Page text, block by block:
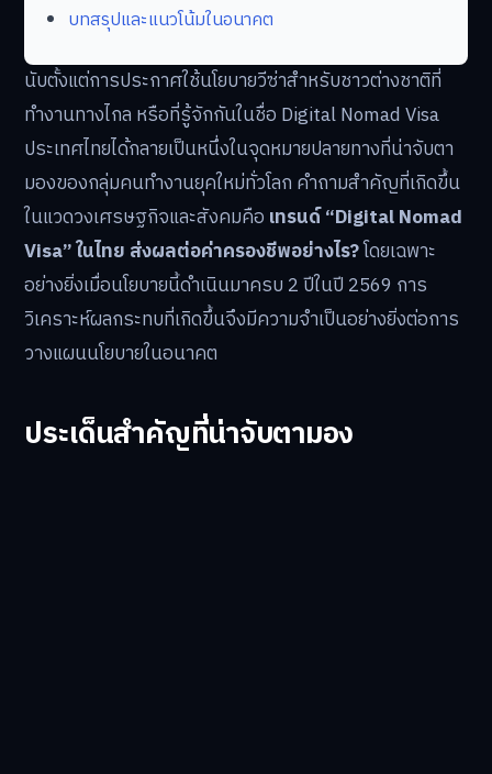
บทสรุปและแนวโน้มในอนาคต
นับตั้งแต่การประกาศใช้นโยบายวีซ่าสำหรับชาวต่างชาติที่
ทำงานทางไกล หรือที่รู้จักกันในชื่อ Digital Nomad Visa
ประเทศไทยได้กลายเป็นหนึ่งในจุดหมายปลายทางที่น่าจับตา
มองของกลุ่มคนทำงานยุคใหม่ทั่วโลก คำถามสำคัญที่เกิดขึ้น
ในแวดวงเศรษฐกิจและสังคมคือ เทรนด์ “Digital Nomad
Visa” ในไทย ส่งผลต่อค่าครองชีพอย่างไร?โดยเฉพาะ
อย่างยิ่งเมื่อนโยบายนี้ดำเนินมาครบ 2 ปีในปี 2569 การ
วิเคราะห์ผลกระทบที่เกิดขึ้นจึงมีความจำเป็นอย่างยิ่งต่อการ
วางแผนนโยบายในอนาคต
ประเด็นสำคัญที่น่าจับตามอง